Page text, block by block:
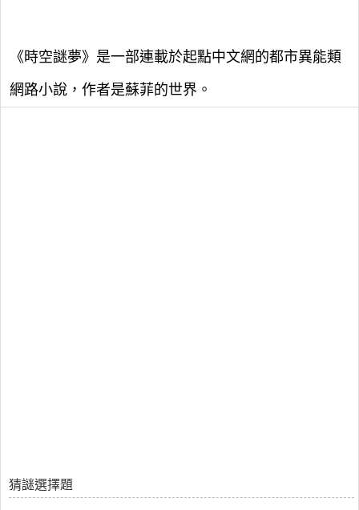
《時空謎夢》是一部連載於起點中文網的都市異能類
網路小說，作者是蘇菲的世界。
猜謎選擇題